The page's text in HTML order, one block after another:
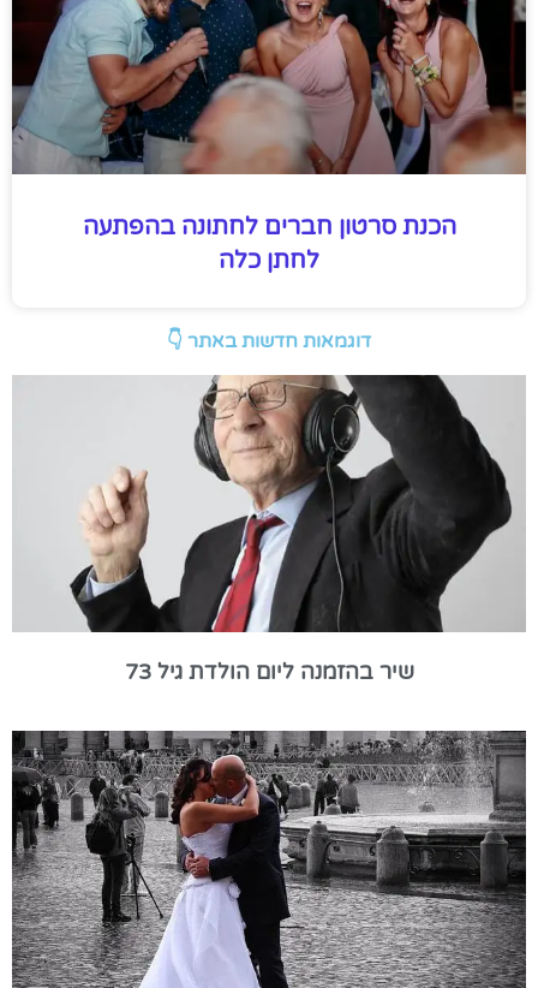
הכנת סרטון חברים לחתונה בהפתעה
לחתן כלה
דוגמאות חדשות באתר 👇
שיר בהזמנה ליום הולדת גיל 73